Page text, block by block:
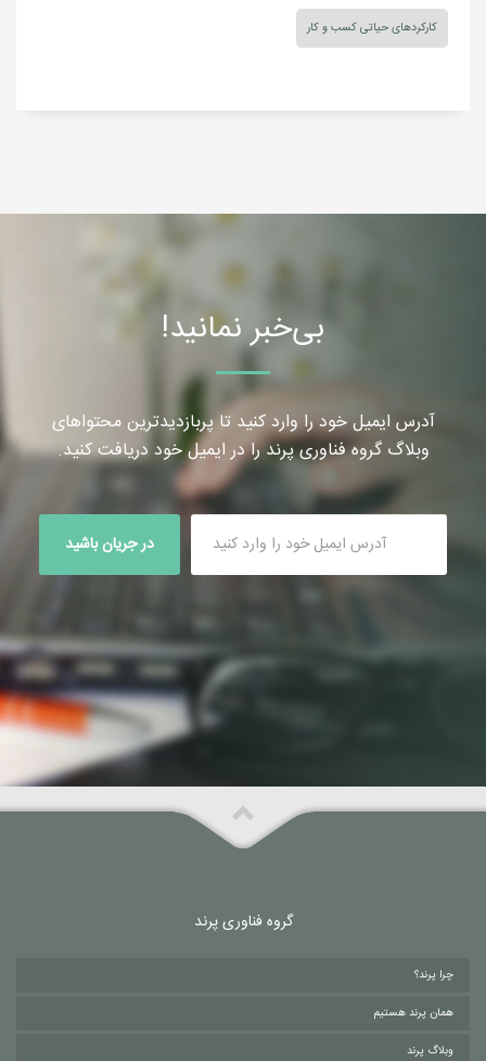
کارکردهای حیاتی کسب و کار
بی‌خبر نمانید!
آدرس ایمیل خود را وارد کنید تا پربازدیدترین محتواهای
وبلاگ گروه فناوری پرند را در ایمیل خود دریافت کنید.
در جریان باشید
گروه فناوری پرند
چرا پرند؟
همان پرند هستیم
وبلاگ پرند